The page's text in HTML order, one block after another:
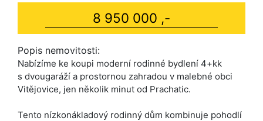
8 950 000 ,-
Popis nemovitosti:
Nabízíme ke koupi moderní rodinné bydlení 4+kk
s dvougaráží a prostornou zahradou v malebné obci
Vitějovice, jen několik minut od Prachatic.
Tento nízkonákladový rodinný dům kombinuje pohodlí